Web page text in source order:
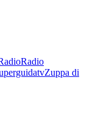
Radio
Zuppa di